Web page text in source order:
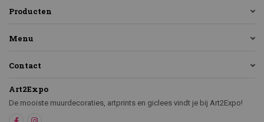
Producten
Menu
Contact
Art2Expo
De mooiste muurdecoraties, artprints en giclees vindt je bij Art2Expo!